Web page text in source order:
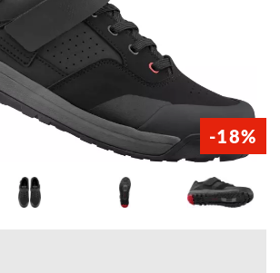
-18%